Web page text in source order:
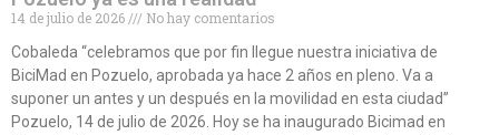
14 de julio de 2026
No hay comentarios
Cobaleda “celebramos que por fin llegue nuestra iniciativa de
BiciMad en Pozuelo, aprobada ya hace 2 años en pleno. Va a
suponer un antes y un después en la movilidad en esta ciudad”
Pozuelo, 14 de julio de 2026. Hoy se ha inaugurado Bicimad en